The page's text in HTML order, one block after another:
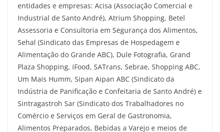
entidades e empresas: Acisa (Associação Comercial e
Industrial de Santo André), Atrium Shopping, Betel
Assessoria e Consultoria em Segurança dos Alimentos,
Sehal (Sindicato das Empresas de Hospedagem e
Alimentação do Grande ABC), Dule Fotografia, Grand
Plaza Shopping, iFood, SATrans, Sebrae, Shopping ABC,
Um Mais Humm, Sipan Aipan ABC (Sindicato da
Indústria de Panificação e Confeitaria de Santo André) e
Sintragastroh Sar (Sindicato dos Trabalhadores no
Comércio e Serviços em Geral de Gastronomia,
Alimentos Preparados, Bebidas a Varejo e meios de